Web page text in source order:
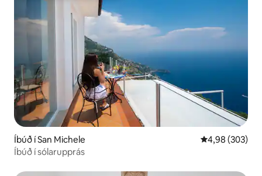
Íbúð í San Michele 4,98 af 5 í
4,98 (303)
Íbúð í sólarupprás